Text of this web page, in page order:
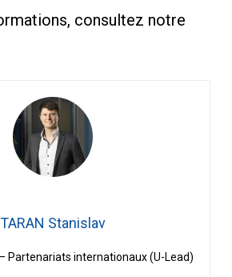
consultez notre
TARAN Stanislav
Partenariats internationaux (U-Lead)